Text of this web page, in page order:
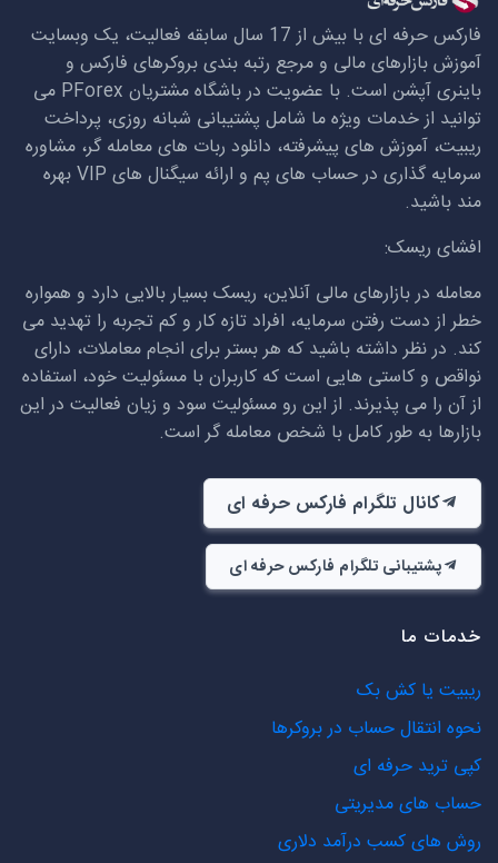
فارکس حرفه ای با بیش از 17 سال سابقه فعالیت، یک وبسایت
آموزش بازارهای مالی و مرجع رتبه بندی بروکرهای فارکس و
باینری آپشن است. با عضویت در باشگاه مشتریان PForex می
توانید از خدمات ویژه ما شامل پشتیبانی شبانه روزی، پرداخت
ریبیت، آموزش های پیشرفته، دانلود ربات های معامله گر، مشاوره
سرمایه گذاری در حساب های پم و ارائه سیگنال های VIPبهره
مند باشید.
افشای ریسک:
معامله در بازارهای مالی آنلاین، ریسک بسیار بالایی دارد و همواره
خطر از دست رفتن سرمایه، افراد تازه کار و کم تجربه را تهدید می
کند. در نظر داشته باشید که هر بستر برای انجام معاملات، دارای
نواقص و کاستی هایی است که کاربران با مسئولیت خود، استفاده
از آن را می پذیرند. از این رو مسئولیت سود و زیان فعالیت در این
بازارها به طور کامل با شخص معامله گر است.
کانال تلگرام فارکس حرفه ای
پشتیبانی تلگرام فارکس حرفه ای
خدمات ما
ریبیت یا کش بک
نحوه انتقال حساب در بروکرها
کپی ترید حرفه ای
حساب های مدیریتی
روش های کسب درآمد دلاری